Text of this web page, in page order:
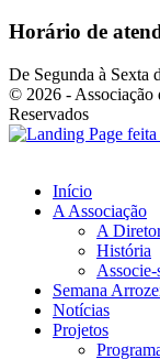
Horário de
De Segunda à Sexta
© 2026 - Associação
Reservados
Início
A Associação
A
História
Associe-
Semana
Notícias
Projetos